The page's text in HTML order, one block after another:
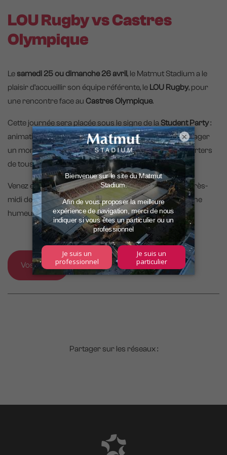
LOU Rugby vs Castres
Olympique
Le samedi 25 ou dimanche 26 avril, le Matmut Stadium a le
plaisir d’accueillir son équipe référente, le LOU Rugby, pour
une rencontre face au Castres Olympique.
Cette journée sera placée sous le signe de la Student Party:
animations, décorations et ambiance festive pour partager
un moment convivial entre étudiants, familles et supporters
de tous âges au cœur du Matmut Stadium.
Venez encourager les Rouge et Noir et profiter d’un après-
midi de rugby placé sous le signe de la fête et de la bonne
humeur !
Vos billets
Partager sur les réseaux :
×